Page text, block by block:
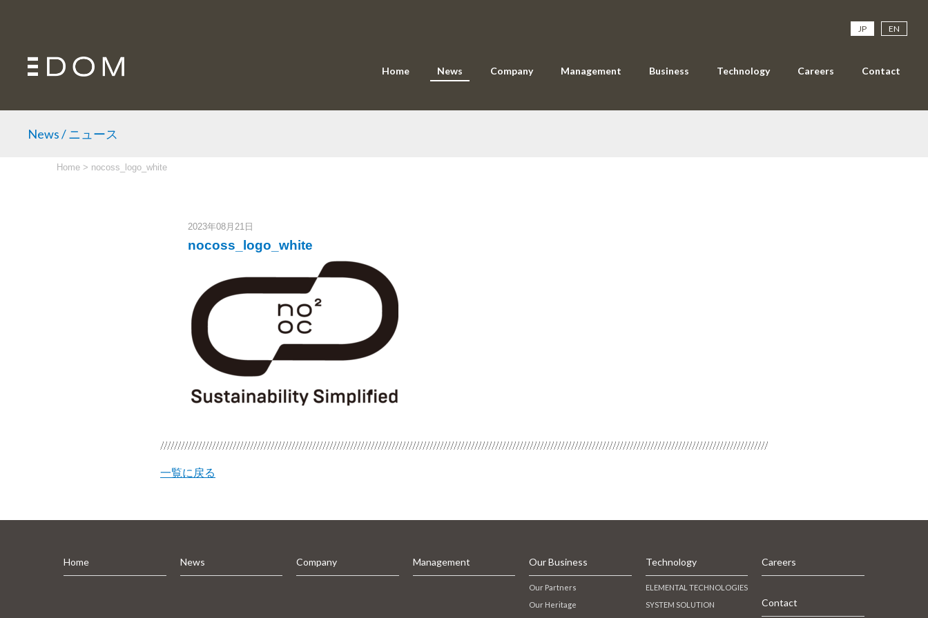
JP EN
Home News Company Management Business Technology Careers Contact
News / ニュース
Home > nocoss_logo_white
2023年08月21日
nocoss_logo_white
一覧に戻る
Home News Company Management Our Business
Our Partners
Our Heritage
Technology
ELEMENTAL TECHNOLOGIES
SYSTEM SOLUTION
Careers
Contact